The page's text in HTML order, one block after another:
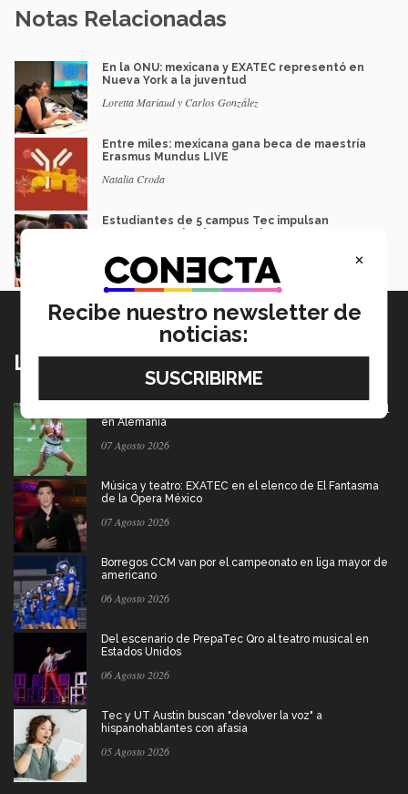
Notas Relacionadas
En la ONU: mexicana y EXATEC representó en
Nueva York a la juventud
Loretta Mariaud y Carlos González
Entre miles: mexicana gana beca de maestría
Erasmus Mundus LIVE
Natalia Croda
Estudiantes de 5 campus Tec impulsan
proyectos en la Sierra Tarahumara
Juan José Flores Nava
Lo más nuevo
México va por pase olímpico en mundial de flag football
en Alemania
07 Agosto 2026
Música y teatro: EXATEC en el elenco de El Fantasma
de la Ópera México
07 Agosto 2026
Borregos CCM van por el campeonato en liga mayor de
americano
06 Agosto 2026
Del escenario de PrepaTec Qro al teatro musical en
Estados Unidos
06 Agosto 2026
Tec y UT Austin buscan "devolver la voz" a
hispanohablantes con afasia
05 Agosto 2026
×
Recibe nuestro newsletter de
noticias: